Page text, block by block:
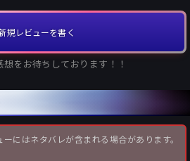
規レビューを書く
をお待ちしております！！
にはネタバレが含まれる場合があります。